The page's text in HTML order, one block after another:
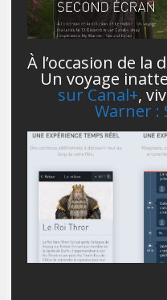
À l’occasion de la
Un voyage
sur Canal+,
Warner :